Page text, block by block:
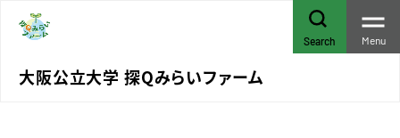
大阪公立大学 探Qみらいファーム
Search Menu